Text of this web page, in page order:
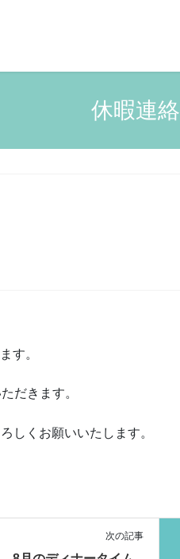
休暇連絡
す。
だきます。
しくお願いいたします。
次の記事